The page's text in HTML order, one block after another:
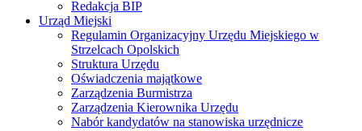
Redakcja BIP
Urząd Miejski
Regulamin Organizacyjny Urzędu Miejskiego w
Strzelcach Opolskich
Struktura Urzędu
Oświadczenia majątkowe
Zarządzenia Burmistrza
Zarządzenia Kierownika Urzędu
Nabór kandydatów na stanowiska urzędnicze